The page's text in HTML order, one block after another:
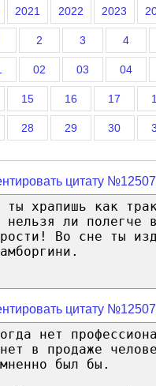
2021 2022 2023
2 3 4
02 03 04
15 16 17
28 29 30
цитату
храпишь как
ли полегче в
Во сне ты
цитату
нет
в продаже
был бы.